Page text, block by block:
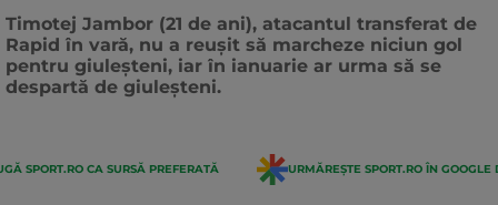
Timotej Jambor (21 de ani), atacantul transferat de
Rapid în vară, nu a reușit să marcheze niciun gol
pentru giuleșteni, iar în ianuarie ar urma să se
despartă de giuleșteni.
SPORT.RO CA SURSĂ PREFERATĂ URMĂREȘTE SPORT.RO ÎN GOOGLE